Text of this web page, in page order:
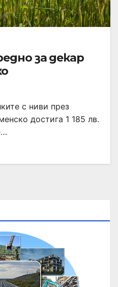
за декар
с ниви през
достига 1 185 лв.